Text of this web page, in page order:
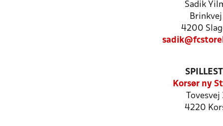
Sadik
4200
Korsør ny
4220